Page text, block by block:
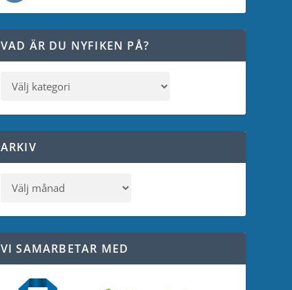
VAD ÄR DU NYFIKEN PÅ?
ARKIV
VI SAMARBETAR MED